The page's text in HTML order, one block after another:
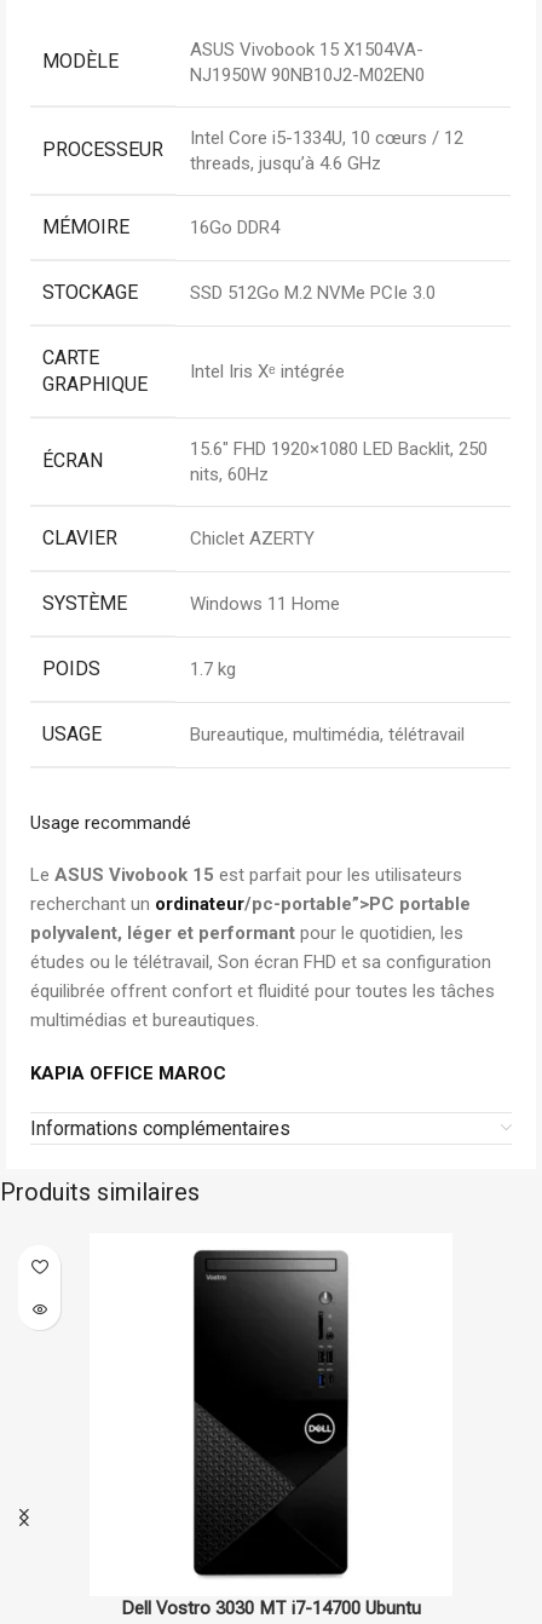
MODÈLE
ASUS Vivobook 15 X1504VA-
NJ1950W 90NB10J2-M02EN0
PROCESSEUR
Intel Core i5-1334U, 10 cœurs / 12
threads, jusqu’à 4.6 GHz
MÉMOIRE 16Go DDR4
STOCKAGE SSD 512Go M.2 NVMe PCIe 3.0
CARTE
GRAPHIQUE
Intel Iris Xᵉ intégrée
ÉCRAN
15.6″ FHD 1920×1080 LED Backlit, 250
nits, 60Hz
CLAVIER Chiclet AZERTY
SYSTÈME Windows 11 Home
POIDS 1.7 kg
USAGE Bureautique, multimédia, télétravail
Usage recommandé
Le ASUS Vivobook 15 est parfait pour les utilisateurs
recherchant un ordinateur/pc-portable”>PC portable
polyvalent, léger et performant pour le quotidien, les
études ou le télétravail, Son écran FHD et sa configuration
équilibrée offrent confort et fluidité pour toutes les tâches
multimédias et bureautiques.
KAPIA OFFICE MAROC
Informations complémentaires
Produits similaires
Ordinateur portable Dell Latitude 3550 i7-1355U, 16GB RAM,
Dell